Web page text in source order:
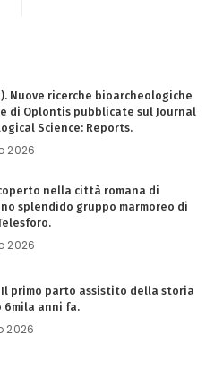
Nuove ricerche bioarcheologiche
di Oplontis pubblicate sul Journal
Science: Reports.
2026
nella città romana di
splendido gruppo marmoreo di
2026
Il primo parto assistito della storia
6mila anni fa.
2026